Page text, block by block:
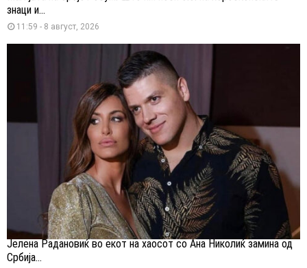
знаци и...
11:59 - 8 август, 2026
Јелена Радановиќ во екот на хаосот со Ана Николиќ замина од
Србија...